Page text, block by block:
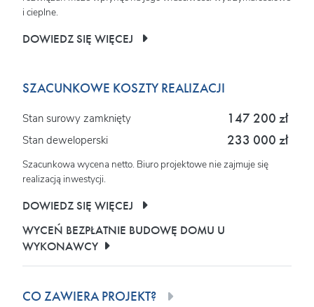
i cieplne.
DOWIEDZ SIĘ WIĘCEJ
SZACUNKOWE KOSZTY REALIZACJI
Stan surowy zamknięty 147 200 zł
Stan deweloperski 233 000 zł
Szacunkowa wycena netto. Biuro projektowe nie zajmuje się
realizacją inwestycji.
DOWIEDZ SIĘ WIĘCEJ
WYCEŃ BEZPŁATNIE BUDOWĘ DOMU U
WYKONAWCY
CO ZAWIERA PROJEKT?